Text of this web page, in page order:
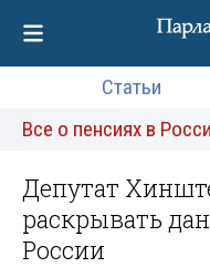
Статьи
Все о пенсиях в
Депутат
раскрывать
России